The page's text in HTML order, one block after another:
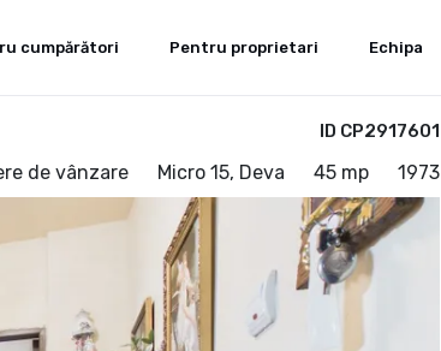
cumpărători Pentru proprietari Echipa
ID CP2917601
de vânzare Micro 15, Deva 45 mp 1973